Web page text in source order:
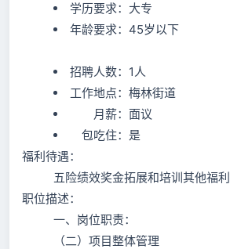
学历要求：大专
年龄要求：45岁以下
招聘人数：1人
工作地点：梅林街道
月薪：面议
包吃住：是
福利待遇：
五险绩效奖金拓展和培训其他福利
职位描述：
一、岗位职责：
（二）项目整体管理